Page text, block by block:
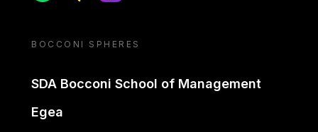
BOCCONI SPHERES
SDA Bocconi School of Management
Egea